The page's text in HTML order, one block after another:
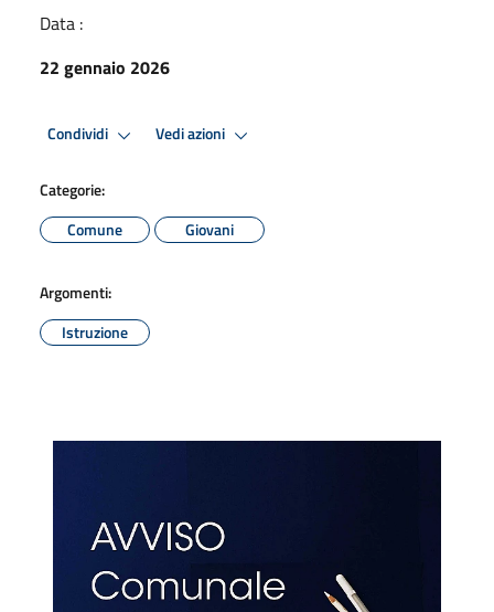
Data :
22 gennaio 2026
Condividi Vedi azioni
Categorie:
Comune
Giovani
Argomenti:
Istruzione